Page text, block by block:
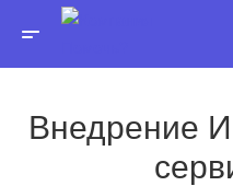
Внедрение